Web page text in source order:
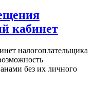
кабинет
налогоплательщика
без их личного